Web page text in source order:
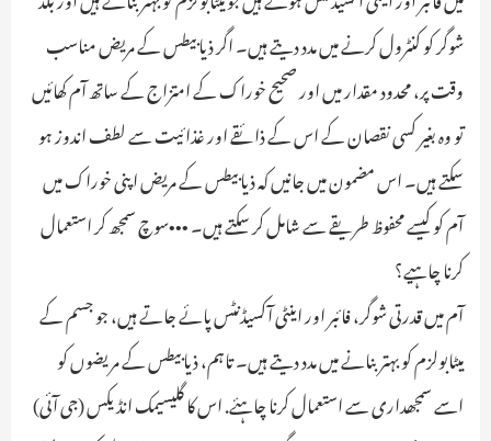
شوگر کو کنٹرول کرنے میں مدد دیتے ہیں۔ اگر ذیابیطس کے مریض مناسب
وقت پر، محدود مقدار میں اور صحیح خوراک کے امتزاج کے ساتھ آم کھائیں
تو وہ بغیر کسی نقصان کے اس کے ذائقے اور غذائیت سے لطف اندوز ہو
سکتے ہیں۔ اس مضمون میں جانیں کہ ذیابیطس کے مریض اپنی خوراک میں
آم کو کیسے محفوظ طریقے سے شامل کر سکتے ہیں۔ •••سوچ سمجھ کر استعمال
کرنا چاہیے؟
آم میں قدرتی شوگر، فائبر اور اینٹی آکسیڈنٹس پائے جاتے ہیں، جو جسم کے
میٹابولزم کو بہتر بنانے میں مدد دیتے ہیں۔ تاہم، ذیابیطس کے مریضوں کو
اسے سمجھداری سے استعمال کرنا چاہئے. اس کا گلیسیمک انڈیکس (جی آئی)